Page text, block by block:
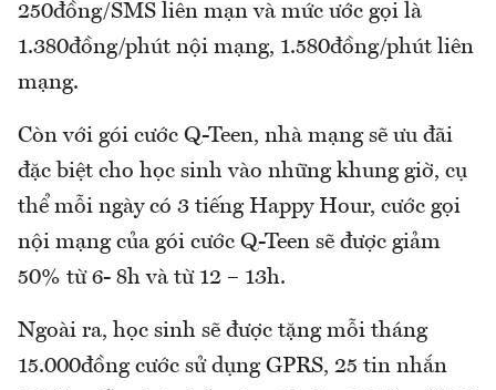
250đồng/SMS liên mạn và mức ước gọi là
1.380đồng/phút nội mạng, 1.580đồng/phút liên
mạng.
Còn với gói cước Q-Teen, nhà mạng sẽ ưu đãi
đặc biệt cho học sinh vào những khung giờ, cụ
thể mỗi ngày có 3 tiếng Happy Hour, cước gọi
nội mạng của gói cước Q-Teen sẽ được giảm
50% từ 6- 8h và từ 12 – 13h.
Ngoài ra, học sinh sẽ được tặng mỗi tháng
15.000đồng cước sử dụng GPRS, 25 tin nhắn